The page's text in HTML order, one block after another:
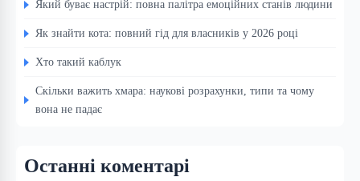
Який буває настрій: повна палітра емоційних станів людини
Як знайти кота: повний гід для власників у 2026 році
Хто такий каблук
Скільки важить хмара: наукові розрахунки, типи та чому
вона не падає
Останні коментарі